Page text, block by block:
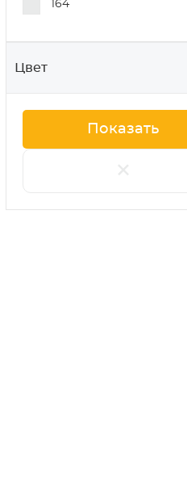
164
Цвет